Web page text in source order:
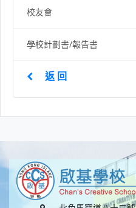
校友會
學校計劃書/報告書
返 回